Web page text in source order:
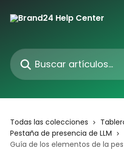
Buscar artículos...
Todas las colecciones
Pestaña de presencia de LLM
Guía de los elementos de la